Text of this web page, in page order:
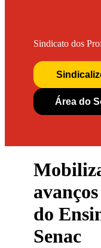
Sindicato dos
Área do
do
Senac